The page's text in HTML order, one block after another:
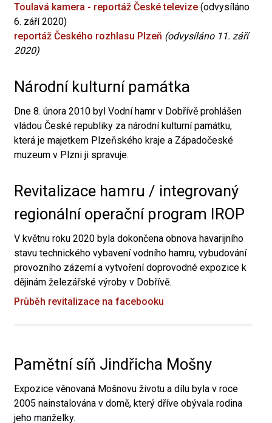
Toulavá kamera - reportáž České televize (odvysíláno
6. září 2020)
reportáž Českého rozhlasu Plzeň (odvysíláno 11. září
2020)
Národní kulturní památka
Dne 8. února 2010 byl Vodní hamr v Dobřívě prohlášen
vládou České republiky za národní kulturní památku,
která je majetkem Plzeňského kraje a Západočeské
muzeum v Plzni ji spravuje.
Revitalizace hamru / integrovaný
regionální operační program IROP
V květnu roku 2020 byla dokončena obnova havarijního
stavu technického vybavení vodního hamru, vybudování
provozního zázemí a vytvoření doprovodné expozice k
dějinám železářské výroby v Dobřívě.
Průběh revitalizace na facebooku
Pamětní síň Jindřicha Mošny
Expozice věnovaná Mošnovu životu a dílu byla v roce
2005 nainstalována v domě, který dříve obývala rodina
jeho manželky.